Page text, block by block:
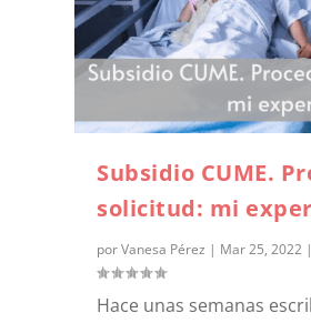
Subsidio CUME.
solicitud: mi
porVanesa Pérez | Mar 25, 2022
Hace unas semanas